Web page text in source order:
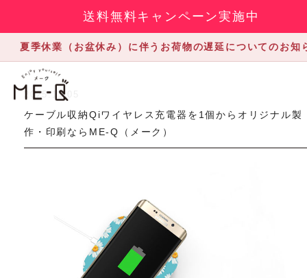
送料無料キャンペーン実施中
夏季休業（お盆休み）に伴うお荷物の遅延についてのお知
2025.11.05
ケーブル収納Qiワイヤレス充電器を1個からオリジナル製
作・印刷ならME-Q（メーク）